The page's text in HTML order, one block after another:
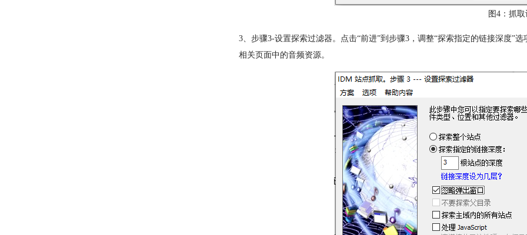
图4：抓
3、步骤3-设置探索过滤器。点击“前进”到步骤3，调整“探索指定的链接深度”
相关页面中的音频资源。